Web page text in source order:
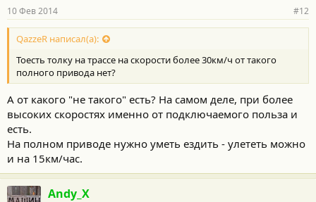
н
о
с
и
:
10 Фев 2014 #12
QazzeR написал(а):
Тоесть толку на трассе на скорости более 30км/ч от такого
полного привода нет?
А от какого "не такого" есть? На самом деле, при более
высоких скоростях именно от подключаемого польза и
есть.
На полном приводе нужно уметь ездить - улететь можно
и на 15км/час.
Andy_X